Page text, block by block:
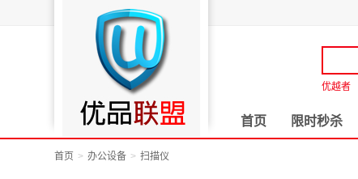
优越者
首页 限时秒杀
首页 办公设备 扫描仪